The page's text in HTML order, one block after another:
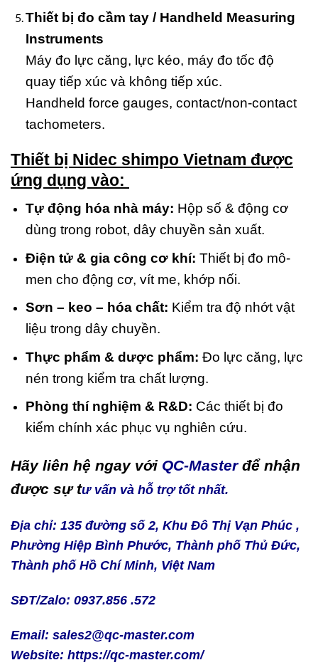
Thiết bị đo cầm tay / Handheld Measuring
Instruments
Máy đo lực căng, lực kéo, máy đo tốc độ
quay tiếp xúc và không tiếp xúc.
Handheld force gauges, contact/non-contact
tachometers.
Thiết bị Nidec shimpo Vietnam được
ứng dụng vào:
Tự động hóa nhà máy: Hộp số & động cơ
dùng trong robot, dây chuyền sản xuất.
Điện tử & gia công cơ khí: Thiết bị đo mô-
men cho động cơ, vít me, khớp nối.
Sơn – keo – hóa chất: Kiểm tra độ nhớt vật
liệu trong dây chuyền.
Thực phẩm & dược phẩm: Đo lực căng, lực
nén trong kiểm tra chất lượng.
Phòng thí nghiệm & R&D: Các thiết bị đo
kiểm chính xác phục vụ nghiên cứu.
Hãy liên hệ ngay với QC-Master để nhận
được sự tư vấn và hỗ trợ tốt nhất.
Địa chỉ: 135 đường số 2, Khu Đô Thị Vạn Phúc ,
Phường Hiệp Bình Phước, Thành phố Thủ Đức,
Thành phố Hồ Chí Minh, Việt Nam
SĐT/Zalo: 0937.856 .572
Email: sales2@qc-master.com
Website: https://qc-master.com/